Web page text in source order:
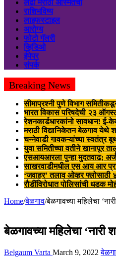
लढा मराठी अस्मितेचा
राशिभविष्य
लाइफस्टाइल
आरोग्य
फोटो गॅलरी
व्हिडिओ
ईपेपर
संपर्क
Breaking News
सीमाप्रश्नी पुणे विभाग
भारत विकास परिषदेची २३ ऑगस्ट
रेशनकार्डधारकांनो सावधान! ई-
मराठी विद्यानिकेतन बेळगाव येथे
चन्नेवाडी गावकऱ्यांच्या स्वतंत्र
युवा समितीच्या वतीने खानापूर
एसआयआरला पुन्हा मुदतवाढ;
साखरवाडीमधील एस आय आर
‘जवाहर’ तलाव ओव्हर
रौडींविरोधात पोलिसांची धडक
Home/बेळगाव/बेळगावच्या महिलेचा
बेळगावच्या महिलेचा ‘नारी
Belgaum Varta March 9, 2022